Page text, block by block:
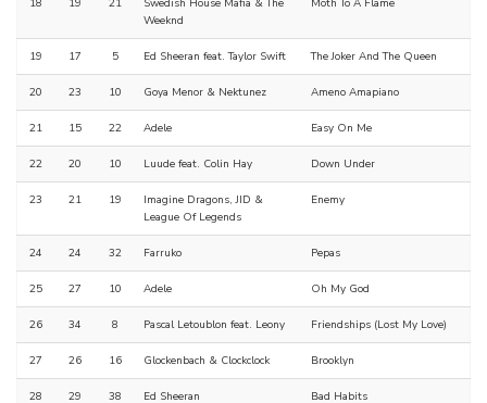
18 19 21
Swedish House Mafia & The
Weeknd
Moth To A Flame
19 17 5 Ed Sheeran feat. Taylor Swift The Joker And The Queen
20 23 10 Goya Menor & Nektunez Ameno Amapiano
21 15 22 Adele Easy On Me
22 20 10 Luude feat. Colin Hay Down Under
23 21 19
Imagine Dragons, JID &
League Of Legends
Enemy
24 24 32 Farruko Pepas
25 27 10 Adele Oh My God
26 34 8 Pascal Letoublon feat. Leony Friendships (Lost My Love)
27 26 16 Glockenbach & Clockclock Brooklyn
28 29 38 Ed Sheeran Bad Habits